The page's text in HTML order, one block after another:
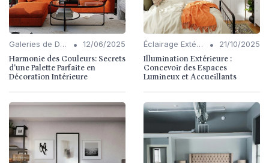
Galeries de Design • 12/06/2025
Harmonie des Couleurs: Secrets
d'une Palette Parfaite en
Décoration Intérieure
Éclairage Extérieur • 21/10/2025
Illumination Extérieure :
Concevoir des Espaces
Lumineux et Accueillants